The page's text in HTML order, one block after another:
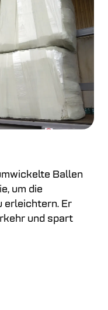
Ballen
um die
erleichtern. Er
und spart